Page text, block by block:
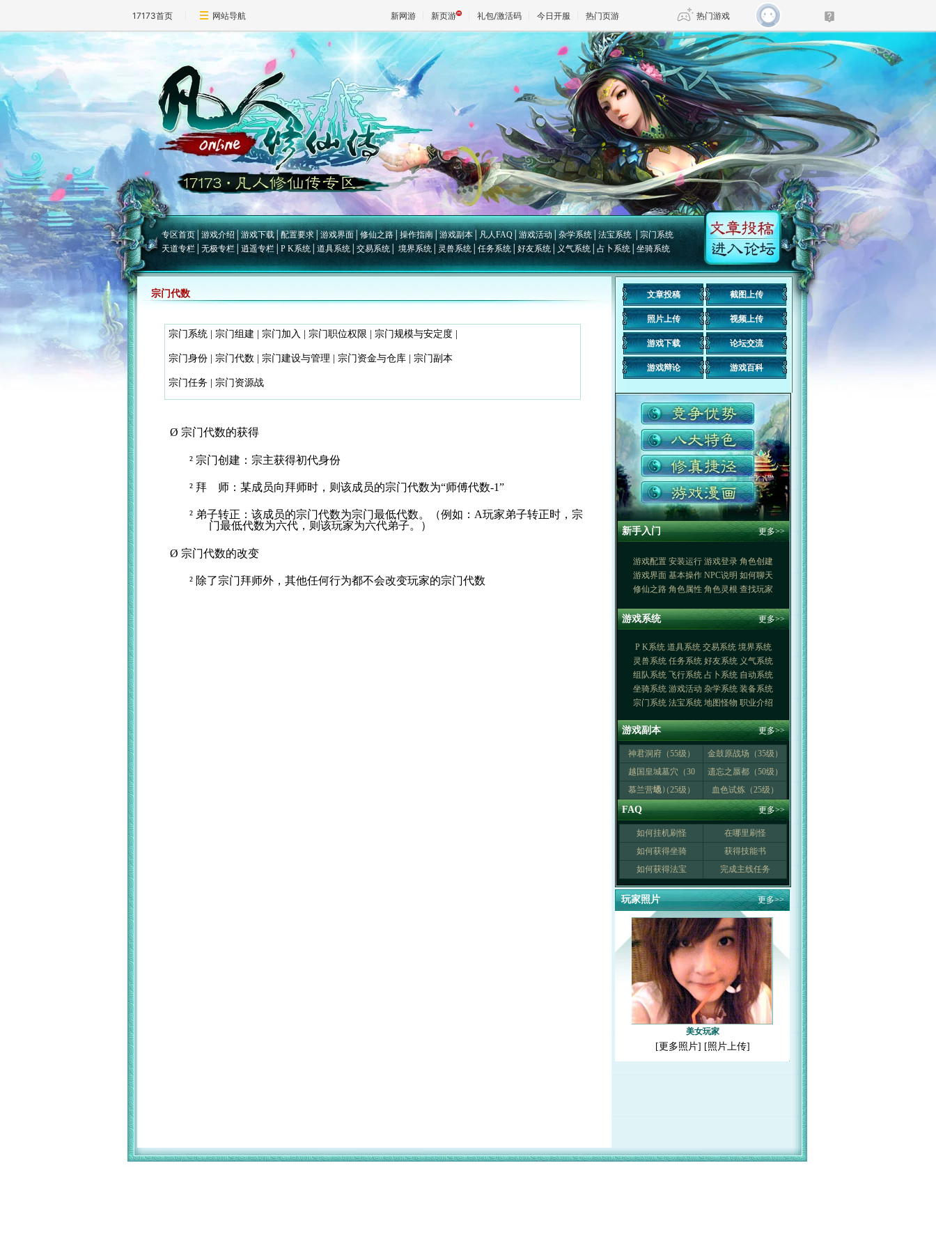
17173首页 网站导航 新网游 新页游 礼包/激活码 今日开服 热门页游 热门游戏
魔兽 DNF 传奇4
天堂 剑网3旗舰版 新天龙八部
王权与自由 诛仙世界 仙剑世界
专区首页│ 游戏介绍 │游戏下载│ 配置要求│ 游戏界面 │修仙之路│ 操作指南 │游戏副本│ 凡人FAQ│ 游戏活动 杂学系统│法宝系统 │宗门系统
天道专栏
无极专栏 逍遥专栏 P K系统 道具系统 交易系统 境界系统 灵兽系统 任务系统 好友系统 义气系统 占卜系统 坐骑系统
宗门代数
宗门系统 宗门组建 宗门加入 宗门职位权限 宗门规模与安定度
宗门身份 宗门代数 宗门建设与管理 宗门资金与仓库 宗门副本
宗门任务 宗门资源战
Ø 宗门代数的获得
² 宗门创建：宗主获得初代身份
² 拜 师：某成员向拜师时，则该成员的宗门代数为“师傅代数-1”
² 弟子转正：该成员的宗门代数为宗门最低代数。（例如： A玩家弟子转正时，宗
门最低代数为六代，则该玩家为六代弟子。）
Ø 宗门代数的改变
² 除了宗门拜师外，其他任何行为都不会改变玩家的宗门代数
文章投稿 截图上传
照片上传 视频上传
游戏下载 论坛交流
游戏辩论 游戏百科
新手入门 更多>>
游戏配置 安装运行 游戏登录 角色创建
游戏界面 基本操作 NPC说明 如何聊天
修仙之路 角色属性 角色灵根 查找玩家
游戏系统 更多>>
P K系统 道具系统 交易系统 境界系统
灵兽系统 任务系统 好友系统 义气系统
组队系统 飞行系统 占卜系统 自动系统
坐骑系统 游戏活动 杂学系统 装备系统
宗门系统 法宝系统 地图怪物 职业介绍
游戏副本 更多>>
神君洞府（55级）
金鼓原战场（35级）
越国皇城墓穴（30
级）
遗忘之蜃都（50级）
慕兰营地（25级）
血色试炼（25级）
FAQ 更多>>
如何挂机刷怪
在哪里刷怪
如何获得坐骑
获得技能书
如何获得法宝
完成主线任务
玩家照片 更多>>
美女玩家
[更多照片] [照片上传]